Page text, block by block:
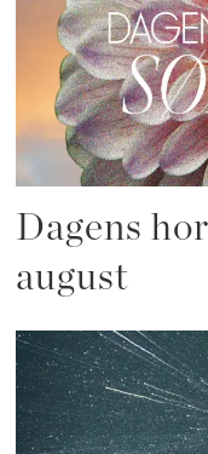
Dagens
august